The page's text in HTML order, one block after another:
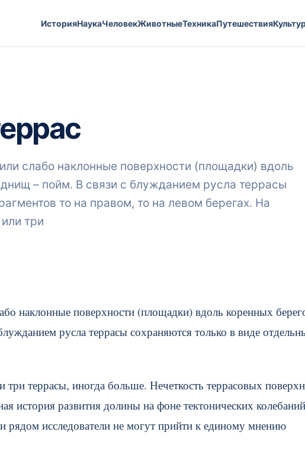
ИсторияНаукаЧеловекЖивотныеТехникаПутешествия
слабо наклонные поверхности (площадки) вдоль
– пойм. В связи с блужданием русла террасы
то на правом, то на левом берегах. На
три
наклонные поверхности (площадки) вдоль коренных
русла террасы сохраняются только в виде
террасы, иногда больше. Нечеткость террасовых
история развития долины на фоне тектонических колебаний
рядом исследователи не могут прийти к единому мнению